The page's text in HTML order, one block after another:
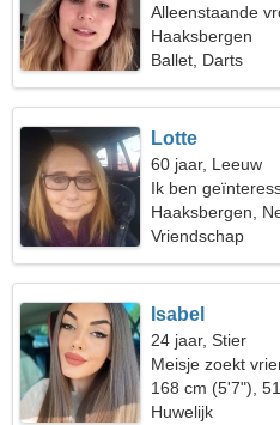
Alleenstaande
Haaksbergen
Ballet, Darts
Lotte
60 jaar, Leeuw
Ik ben
Haaksbergen,
Vriendschap
Isabel
24 jaar, Stier
Meisje zoekt
168 cm (5'7"),
Huwelijk